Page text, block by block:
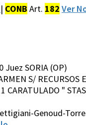
| CONB Art. 182 Ver
Juez SORIA (OP)
S/
CARATULADO "
Genoud-